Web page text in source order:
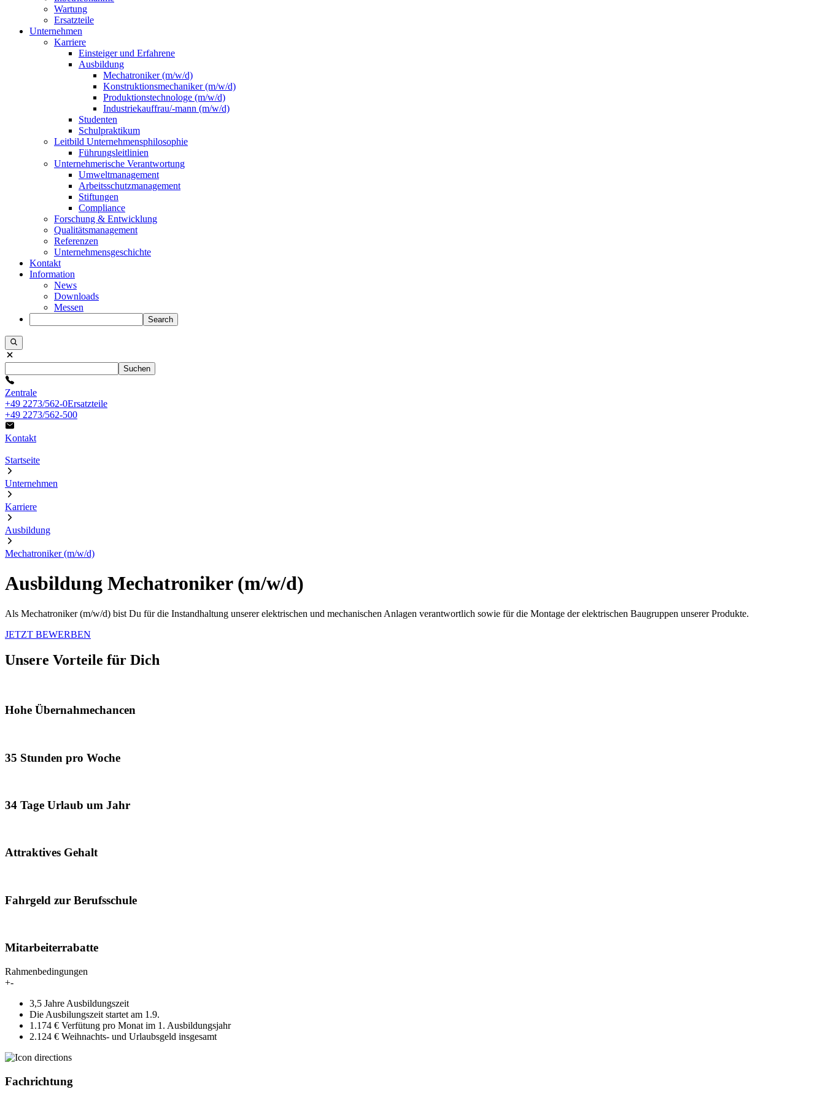
Wartung
Ersatzteile
Unternehmen
Karriere
Einsteiger und Erfahrene
Ausbildung
Mechatroniker (m/w/d)
Konstruktionsmechaniker (m/w/d)
Produktionstechnologe (m/w/d)
Industriekauffrau/-mann (m/w/d)
Studenten
Schulpraktikum
Leitbild Unternehmensphilosophie
Führungsleitlinien
Unternehmerische Verantwortung
Umweltmanagement
Arbeitsschutzmanagement
Stiftungen
Compliance
Forschung & Entwicklung
Qualitätsmanagement
Referenzen
Unternehmensgeschichte
Kontakt
Information
News
Downloads
Messen
Search
Suchen
Zentrale
+49 2273/562-0Ersatzteile
+49 2273/562-500
Kontakt
Startseite
Unternehmen
Karriere
Ausbildung
Mechatroniker (m/w/d)
Ausbildung Mechatroniker (m/w/d)
Als Mechatroniker (m/w/d) bist Du für die Instandhaltung unserer elektrischen und mechanischen Anlagen verantwortlich sowie für die Montage der elektrischen Baugruppen unserer Produkte.
JETZT BEWERBEN
Unsere Vorteile für Dich
Hohe Übernahmechancen
35 Stunden pro Woche
34 Tage Urlaub um Jahr
Attraktives Gehalt
Fahrgeld zur Berufsschule
Mitarbeiterrabatte
Rahmenbedingungen
+-
3,5 Jahre Ausbildungszeit
Die Ausbilungszeit startet am 1.9.
1.174 € Verfütung pro Monat im 1. Ausbildungsjahr
2.124 € Weihnachts- und Urlaubsgeld insgesamt
Fachrichtung